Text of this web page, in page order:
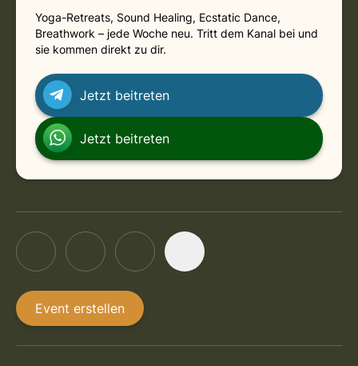
Yoga-Retreats, Sound Healing, Ecstatic Dance,
Breathwork – jede Woche neu. Tritt dem Kanal bei und
sie kommen direkt zu dir.
Jetzt beitreten
Jetzt beitreten
Event erstellen